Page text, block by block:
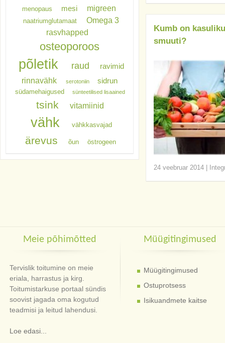
Kumb on
smuuti?
24 veebruar 2014
menopaus mesi migreen
naatriumglutamaat
Omega 3
rasvhapped
osteoporoos
põletik raud ravimid
rinnavähk serotoniin sidrun
südamehaigused sünteetilised lisaained
tsink vitamiinid
vähk vähkkasvajad
ärevus õun östrogeen
Meie põhimõtted
Tervislik toitumine on meie
eriala, harrastus ja kirg.
Toitumistarkuse portaal sündis
soovist jagada oma kogutud
teadmisi ja leitud lahendusi.
Loe edasi...
Müügitingimused
Müügitingimused
Ostuprotsess
Isikuandmete kaitse